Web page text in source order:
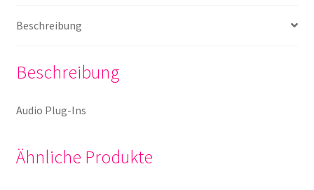
Beschreibung
Beschreibung
Audio Plug-Ins
Ähnliche Produkte